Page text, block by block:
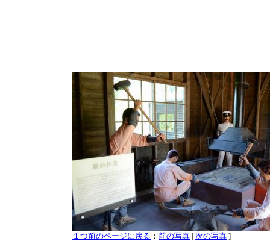
１つ前のページに戻る ： 前の写真 | 次の写真 ]